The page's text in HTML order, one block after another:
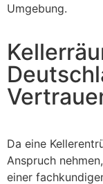
Umgebung.
Da eine
Anspruch
einer